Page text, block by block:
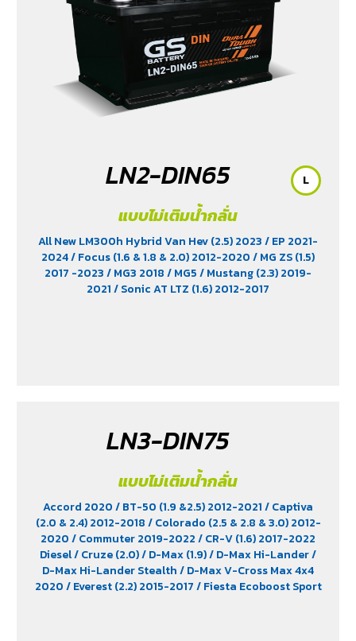
LN2-DIN65
แบบไม่เติมน้ำกลั่น
All New LM300h Hybrid Van Hev (2.5) 2023/ EP 2021-
2024/ Focus (1.6 & 1.8 & 2.0) 2012-2020/ MG ZS (1.5)
2017 -2023/ MG3 2018/ MG5/ Mustang (2.3) 2019-
2021/ Sonic AT LTZ (1.6) 2012-2017
L
LN3-DIN75
แบบไม่เติมน้ำกลั่น
Accord 2020/ BT-50 (1.9 &2.5) 2012-2021/ Captiva
(2.0 & 2.4) 2012-2018/ Colorado (2.5 & 2.8 & 3.0) 2012-
2020/ Commuter 2019-2022/ CR-V (1.6) 2017-2022
Diesel/ Cruze (2.0)/ D-Max (1.9)/ D-Max Hi-Lander/
D-Max Hi-Lander Stealth/ D-Max V-Cross Max 4x4
2020/ Everest (2.2) 2015-2017/ Fiesta Ecoboost Sport